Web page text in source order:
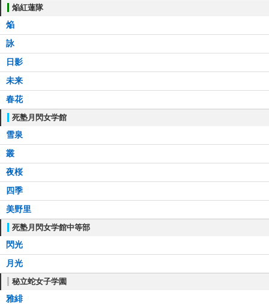
焔紅蓮隊
焔
詠
日影
未来
春花
死塾月閃女学館
雪泉
叢
夜桜
四季
美野里
死塾月閃女学館中等部
閃光
月光
秘立蛇女子学園
雅緋